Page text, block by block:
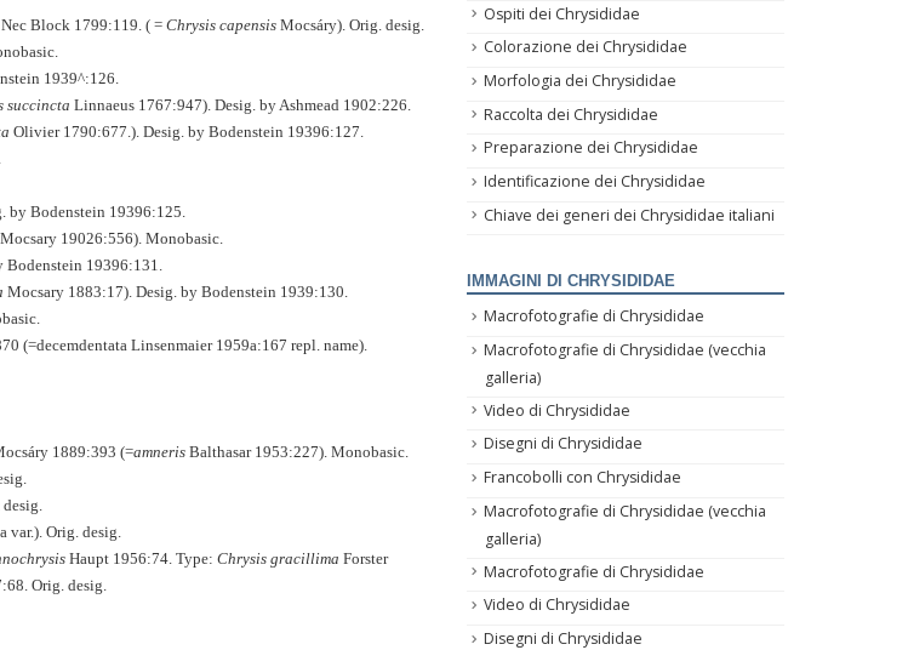
Block 1799:119. ( = Chrysis capensis Mocsáry). Orig. desig.
1939^:126.
succincta Linnaeus 1767:947). Desig. by Ashmead 1902:226.
Olivier 1790:677.). Desig. by Bodenstein 19396:127.
by Bodenstein 19396:125.
Mocsary 19026:556). Monobasic.
Bodenstein 19396:131.
Mocsary 1883:17). Desig. by Bodenstein 1939:130.
(=decemdentata Linsenmaier 1959a:167 repl. name).
1889:393 (=amneris Balthasar 1953:227). Monobasic.
desig.
var.). Orig. desig.
Haupt 1956:74. Type: Chrysis gracillima Forster
Orig. desig.
Ospiti dei Chrysididae
Colorazione dei Chrysididae
Morfologia dei Chrysididae
Raccolta dei Chrysididae
Preparazione dei Chrysididae
Identificazione dei Chrysididae
Chiave dei generi dei Chrysididae italiani
IMMAGINI DI CHRYSIDIDAE
Macrofotografie di Chrysididae
Macrofotografie di Chrysididae (vecchia
galleria)
Video di Chrysididae
Disegni di Chrysididae
Francobolli con Chrysididae
Macrofotografie di Chrysididae (vecchia
galleria)
Macrofotografie di Chrysididae
Video di Chrysididae
Disegni di Chrysididae